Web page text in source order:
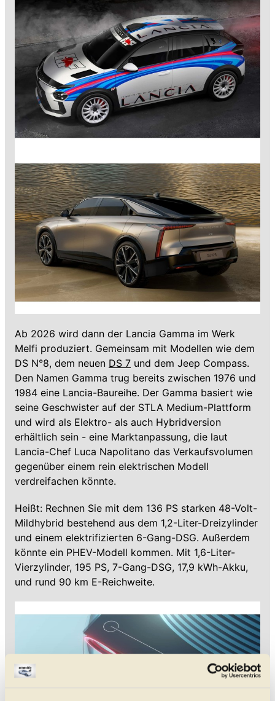
Ab 2026 wird dann der Lancia Gamma im Werk
Melfi produziert. Gemeinsam mit Modellen wie dem
DS N°8, dem neuen DS 7 und dem Jeep Compass.
Den Namen Gamma trug bereits zwischen 1976 und
1984 eine Lancia-Baureihe. Der Gamma basiert wie
seine Geschwister auf der STLA Medium-Plattform
und wird als Elektro- als auch Hybridversion
erhältlich sein - eine Marktanpassung, die laut
Lancia-Chef Luca Napolitano das Verkaufsvolumen
gegenüber einem rein elektrischen Modell
verdreifachen könnte.
Heißt: Rechnen Sie mit dem 136 PS starken 48-Volt-
Mildhybrid bestehend aus dem 1,2-Liter-Dreizylinder
und einem elektrifizierten 6-Gang-DSG. Außerdem
könnte ein PHEV-Modell kommen. Mit 1,6-Liter-
Vierzylinder, 195 PS, 7-Gang-DSG, 17,9 kWh-Akku,
und rund 90 km E-Reichweite.